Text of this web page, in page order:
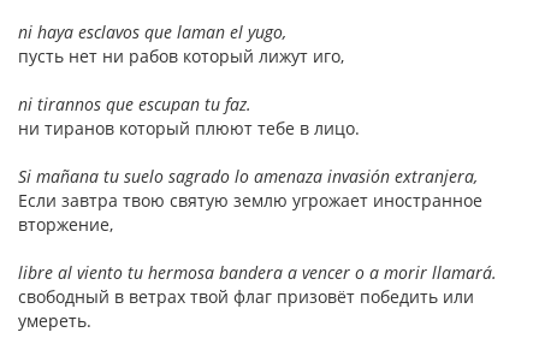
ni haya esclavos que laman el yugo,
пусть нет ни рабов который лижут иго,
ni tirannos que escupan tu faz.
ни тиранов который плюют тебе в лицо.
Si mañana tu suelo sagrado lo amenaza invasión extranjera,
Если завтра твою святую землю угрожает иностранное
вторжение,
libre al viento tu hermosa bandera a vencer o a morir llamará.
свободный в ветрах твой флаг призовёт победить или
умереть.